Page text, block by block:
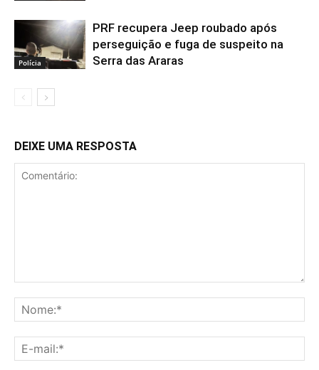
Polícia
PRF recupera Jeep roubado após
perseguição e fuga de suspeito na
Serra das Araras
DEIXE UMA RESPOSTA